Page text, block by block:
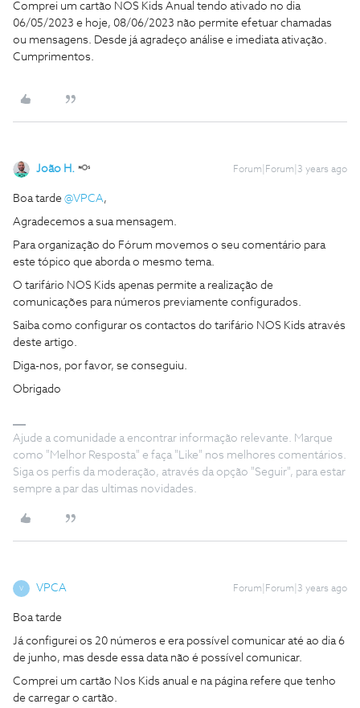
Comprei um cartão NOS Kids Anual tendo ativado no dia
06/05/2023 e hoje, 08/06/2023 não permite efetuar chamadas
ou mensagens. Desde já agradeço análise e imediata ativação.
Cumprimentos.
João H. Forum|Forum|3 years ago
Boa tarde @VPCA,
Agradecemos a sua mensagem.
Para organização do Fórum movemos o seu comentário para
este tópico que aborda o mesmo tema.
O tarifário NOS Kids apenas permite a realização de
comunicações para números previamente configurados.
Saiba como configurar os contactos do tarifário NOS Kids através
deste artigo.
Diga-nos, por favor, se conseguiu.
Obrigado
Ajude a comunidade a encontrar informação relevante. Marque
como "Melhor Resposta" e faça "Like" nos melhores comentários.
Siga os perfis da moderação, através da opção "Seguir", para estar
sempre a par das ultimas novidades.
V VPCA Forum|Forum|3 years ago
Boa tarde
Já configurei os 20 números e era possível comunicar até ao dia 6
de junho, mas desde essa data não é possível comunicar.
Comprei um cartão Nos Kids anual e na página refere que tenho
de carregar o cartão.